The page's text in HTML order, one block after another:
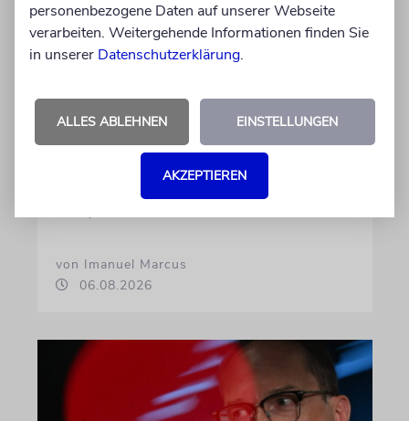
KOMMENTAR
Israelfeindlichkeit
Mit einem vielleicht auf den ersten Blick
unschuldigen Satz macht das BSW
von Imanuel Marcus
06.08.2026
personenbezogene Daten auf unserer Webseite
verarbeiten. Weitergehende Informationen finden Sie
in unserer Datenschutzerklärung.
ALLES ABLEHNEN EINSTELLUNGEN
AKZEPTIEREN